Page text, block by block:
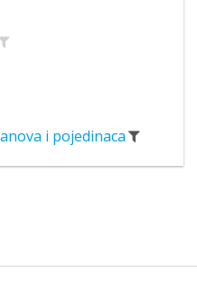
i pojedinaca